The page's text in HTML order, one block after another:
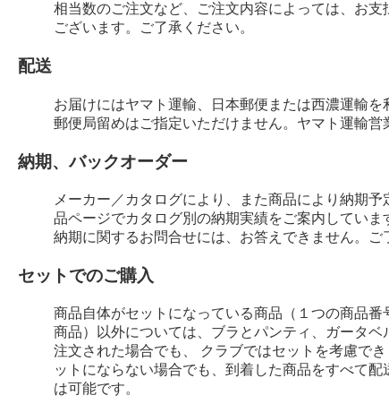
相当数のご注文など、ご注文内容によっては、お
ございます。ご了承ください。
配送
お届けにはヤマト運輸、日本郵便または西濃運輸を
郵便局留めはご指定いただけません。ヤマト運輸営
納期、バックオーダー
メーカー／カタログにより、また商品により納期
品ページでカタログ別の納期実績をご案内していま
納期に関するお問合せには、お答えできません。ご
セットでのご購入
商品自体がセットになっている商品（１つの商品
商品）以外については、ブラとパンティ、ガータ
注文された場合でも、 クラブではセットを考慮で
ットにならない場合でも、到着した商品をすべて
は可能です。